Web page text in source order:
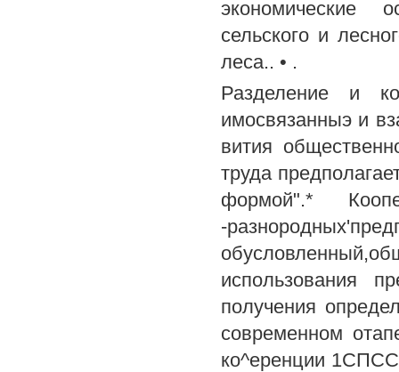
экономические
сельского и
леса.. • .
Разделение и
имосвязанныэ и
вития
труда
формой".*
-
использования
получения
современном
ко^еренции